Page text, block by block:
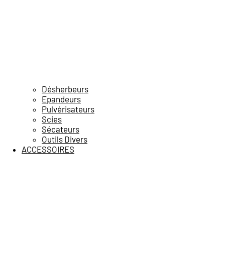
Désherbeurs
Epandeurs
Pulvérisateurs
Scies
Sécateurs
Outils Divers
ACCESSOIRES